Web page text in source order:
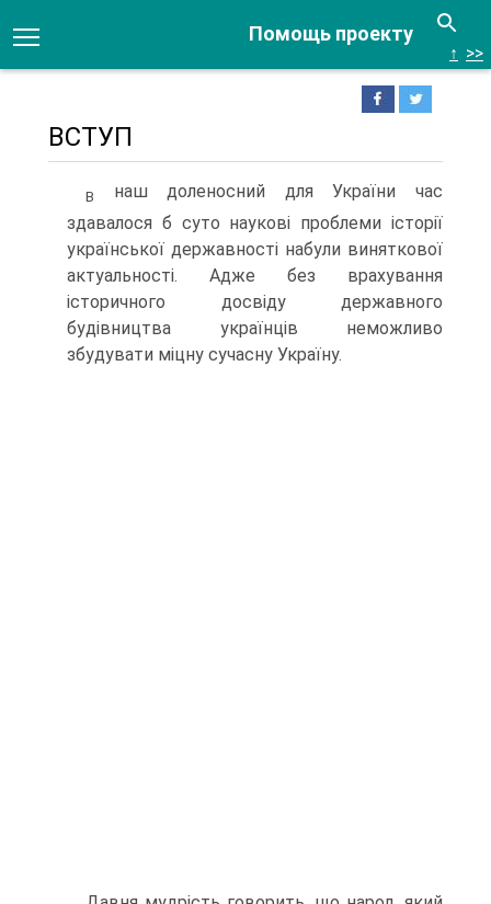
Помощь проекту
↑ >>
ВСТУП
В
наш доленосний для України час
здавалося б суто нау­кові проблеми історії
української державності набули виняткової
актуальності. Адже без врахування
історичного досвіду державного
будівництва українців неможливо
збудувати міцну сучасну Україну.